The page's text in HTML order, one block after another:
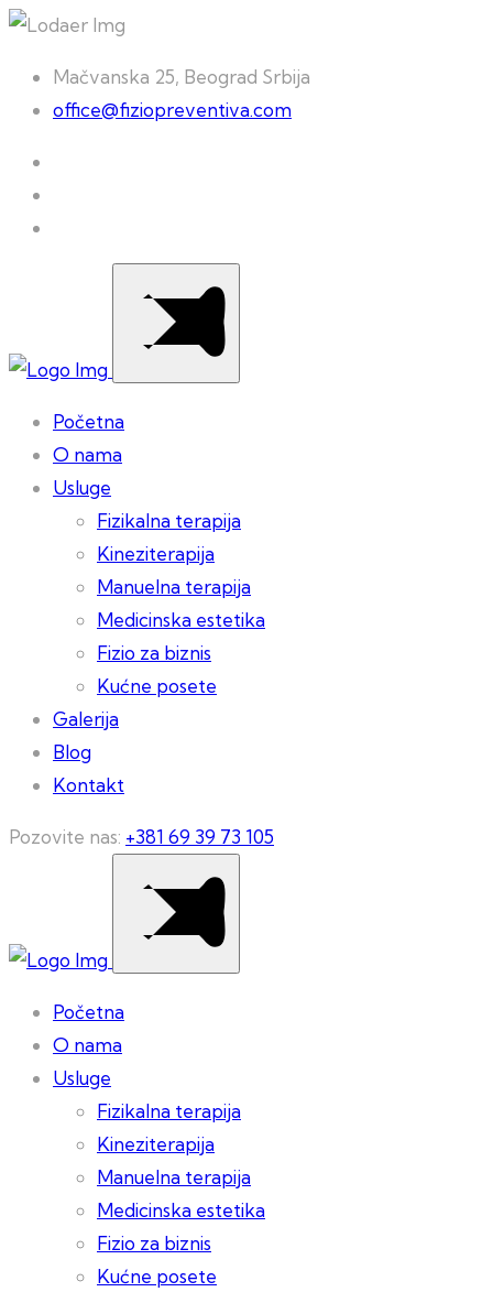
Mačvanska 25, Beograd Srbija
office@fiziopreventiva.com
Početna
O nama
Usluge
Fizikalna terapija
Kineziterapija
Manuelna terapija
Medicinska estetika
Fizio za biznis
Kućne posete
Galerija
Blog
Kontakt
Pozovite nas: +381 69 39 73 105
Početna
O nama
Usluge
Fizikalna terapija
Kineziterapija
Manuelna terapija
Medicinska estetika
Fizio za biznis
Kućne posete